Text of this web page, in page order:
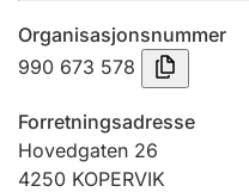
Tinglysing
Jeger
Betaling og
Organisasjonsnummer
990 673 578
Forretningsadresse
Hovedgaten 26
4250 KOPERVIK